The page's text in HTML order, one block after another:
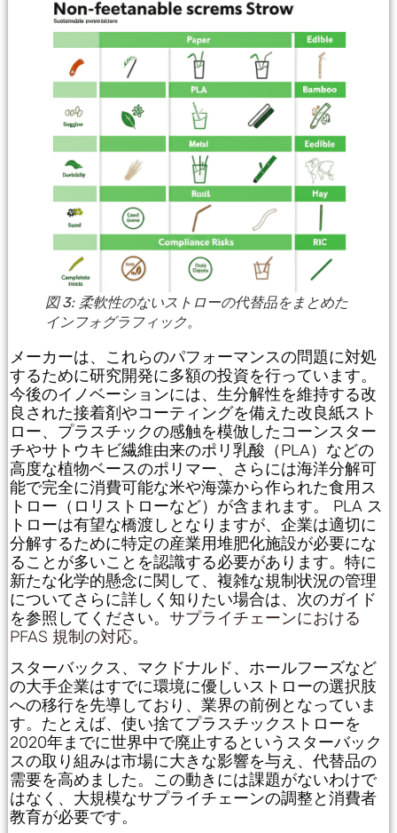
図 3: 柔軟性のないストローの代替品をまとめた
インフォグラフィック。
メーカーは、これらのパフォーマンスの問題に対処
するために研究開発に多額の投資を行っています。
今後のイノベーションには、生分解性を維持する改
良された接着剤やコーティングを備えた改良紙スト
ロー、プラスチックの感触を模倣したコーンスター
チやサトウキビ繊維由来のポリ乳酸（PLA）などの
高度な植物ベースのポリマー、さらには海洋分解可
能で完全に消費可能な米や海藻から作られた食用ス
トロー（ロリストローなど）が含まれます。 PLA ス
トローは有望な橋渡しとなりますが、企業は適切に
分解するために特定の産業用堆肥化施設が必要にな
ることが多いことを認識する必要があります。特に
新たな化学的懸念に関して、複雑な規制状況の管理
についてさらに詳しく知りたい場合は、次のガイド
を参照してください。 サプライチェーンにおける
PFAS 規制の対応。
スターバックス、マクドナルド、ホールフーズなど
の大手企業はすでに環境に優しいストローの選択肢
への移行を先導しており、業界の前例となっていま
す。たとえば、使い捨てプラスチックストローを
2020年までに世界中で廃止するというスターバック
スの取り組みは市場に大きな影響を与え、代替品の
需要を高めました。この動きには課題がないわけで
はなく、大規模なサプライチェーンの調整と消費者
教育が必要です。